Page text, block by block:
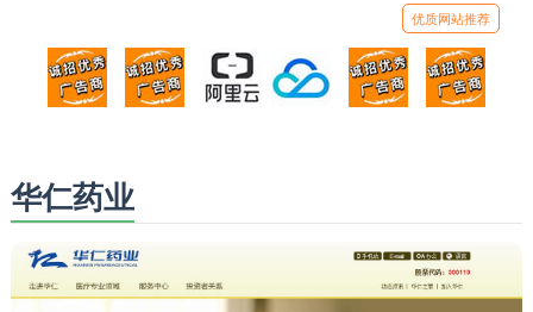
优质网站推荐
顶部广告位1
广告位招商_广告位待售
顶部广告位2
广告位招商_广告位待售
阿里云
打折活动、99元/年
腾讯云
优惠打折，99元/年
顶部广告位5
广告位招商_
华仁药业